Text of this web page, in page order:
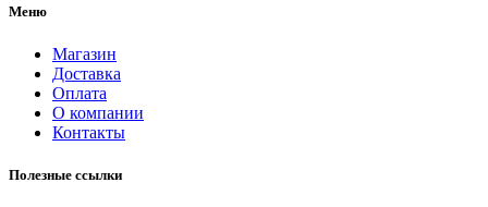
Меню
Магазин
Доставка
Оплата
О компании
Контакты
Полезные ссылки